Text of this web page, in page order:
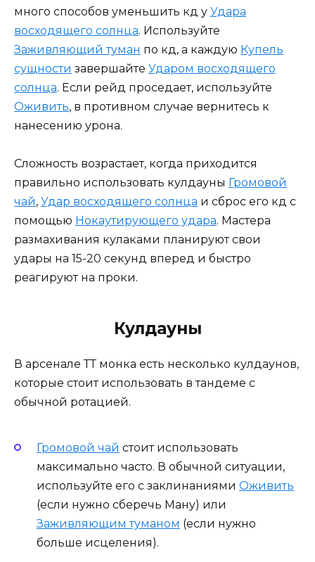
много способов уменьшить кд у Удара
восходящего солнца. Используйте
Заживляющий туман по кд, а каждую Купель
сущности завершайте Ударом восходящего
солнца. Если рейд проседает, используйте
Оживить, в противном случае вернитесь к
нанесению урона.
Сложность возрастает, когда приходится
правильно использовать кулдауны Громовой
чай, Удар восходящего солнца и сброс его кд с
помощью Нокаутирующего удара. Мастера
размахивания кулаками планируют свои
удары на 15-20 секунд вперед и быстро
реагируют на проки.
Кулдауны
В арсенале ТТ монка есть несколько кулдаунов,
которые стоит использовать в тандеме с
обычной ротацией.
Громовой чай стоит использовать
максимально часто. В обычной ситуации,
используйте его с заклинаниями Оживить
(если нужно сберечь Ману) или
Заживляющим туманом (если нужно
больше исцеления).